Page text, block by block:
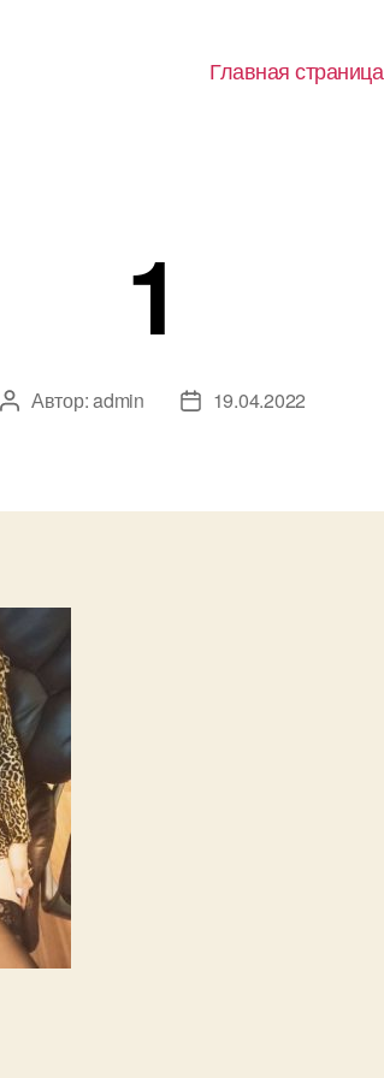
Главная страница
1
Автор
Автор:admin
Дата19.04.2022